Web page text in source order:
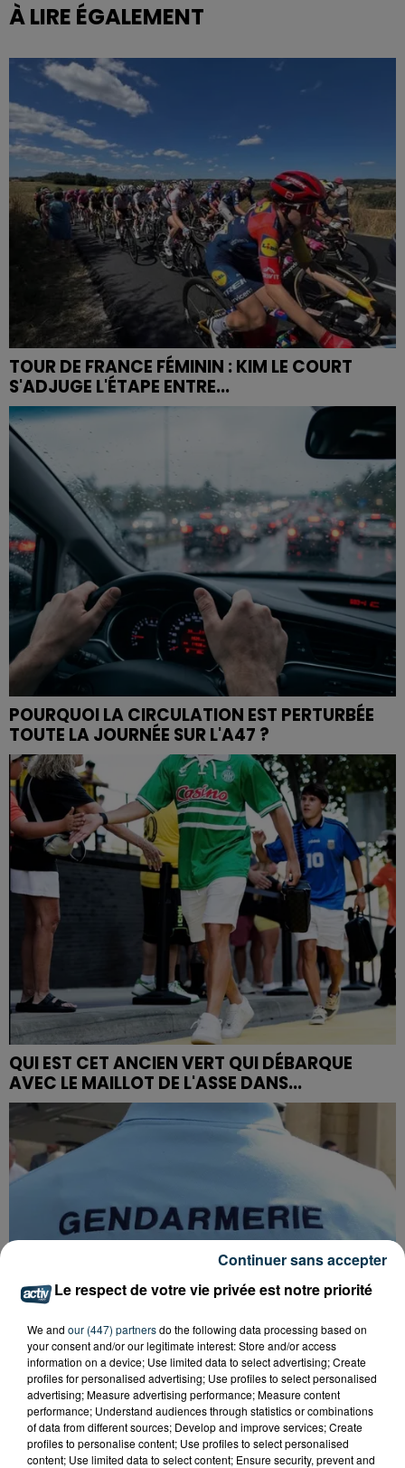
À LIRE ÉGALEMENT
TOUR DE FRANCE FÉMININ : KIM LE COURT
S'ADJUGE L'ÉTAPE ENTRE...
POURQUOI LA CIRCULATION EST PERTURBÉE
TOUTE LA JOURNÉE SUR L'A47 ?
QUI EST CET ANCIEN VERT QUI DÉBARQUE
AVEC LE MAILLOT DE L'ASSE DANS...
FOREZTIVAL : DROGUÉ ET TENANT DES
PROPOS DÉPLACÉS, UN FESTIVALIER A...
Le respect de votre vie privée est notre priorité
We and our (447) partnersdo the following data processing based on
your consent and/or our legitimate interest: Store and/or access
information on a device; Use limited data to select advertising; Create
profiles for personalised advertising; Use profiles to select personalised
advertising; Measure advertising performance; Measure content
performance; Understand audiences through statistics or combinations
of data from different sources; Develop and improve services; Create
profiles to personalise content; Use profiles to select personalised
content; Use limited data to select content; Ensure security, prevent and
Continuer sans accepter